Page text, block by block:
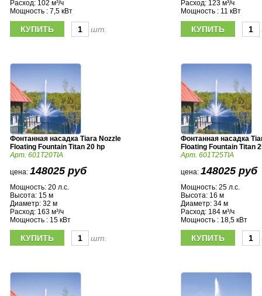
Расход: 102 м³/ч
Мощность : 7,5 кВт
шт.
Расход: 123 м³/ч
Мощность : 11 кВт
Фонтанная насадка Tiara Nozzle
Floating Fountain Titan 20 hp
Арт. 601T20TIA
цена: 148025 руб
Мощность: 20 л.с.
Высота: 15 м
Диаметр: 32 м
Расход: 163 м³/ч
Мощность : 15 кВт
шт.
Фонтанная насадка
Floating Fountain Titan
Арт. 601T25TIA
цена: 148025 руб
Мощность: 25 л.с.
Высота: 16 м
Диаметр: 34 м
Расход: 184 м³/ч
Мощность : 18,5 кВт